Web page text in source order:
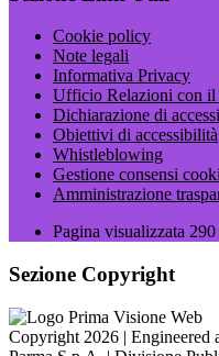
Cookie policy
Note legali
Informativa Privacy
Ufficio Relazioni con il
Dichiarazione di
Obiettivi di accessibilità
Whistleblowing
Gestione consensi
Amministrazione
Pagina visualizzata 290
Sezione Copyright
Copyright 2026 | Engineered